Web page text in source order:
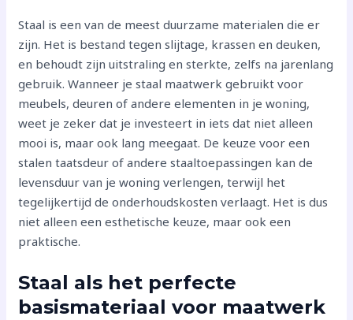
Staal is een van de meest duurzame materialen die er
zijn. Het is bestand tegen slijtage, krassen en deuken,
en behoudt zijn uitstraling en sterkte, zelfs na jarenlang
gebruik. Wanneer je staal maatwerk gebruikt voor
meubels, deuren of andere elementen in je woning,
weet je zeker dat je investeert in iets dat niet alleen
mooi is, maar ook lang meegaat. De keuze voor een
stalen taatsdeur of andere staaltoepassingen kan de
levensduur van je woning verlengen, terwijl het
tegelijkertijd de onderhoudskosten verlaagt. Het is dus
niet alleen een esthetische keuze, maar ook een
praktische.
Staal als het perfecte
basismateriaal voor maatwerk